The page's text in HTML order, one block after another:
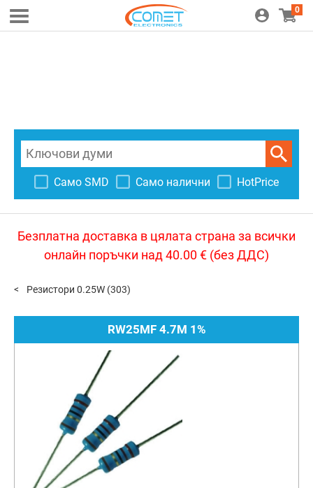
0
Само SMD Само налични HotPrice
Безплатна доставка в цялата страна за всички
онлайн поръчки над 40.00 € (без ДДС)
Резистори 0.25W (303)
RW25MF 4.7M 1%